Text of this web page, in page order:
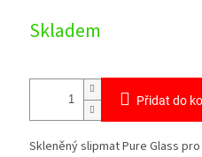
cena:
Skladem
Přidat do
Skleněný slipmat Pure Glass